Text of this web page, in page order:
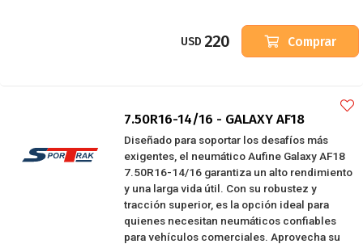
USD 220 Comprar
7.50R16-14/16 - GALAXY AF18
Diseñado para soportar los desafíos más
exigentes, el neumático Aufine Galaxy AF18
7.50R16-14/16 garantiza un alto rendimiento
y una larga vida útil. Con su robustez y
tracción superior, es la opción ideal para
quienes necesitan neumáticos confiables
para vehículos comerciales. Aprovecha su